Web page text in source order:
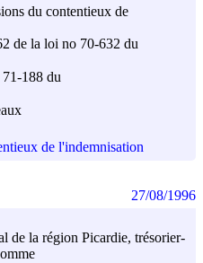
du contentieux de
de la loi no 70-632 du
188 du
de l'indemnisation
de la région Picardie, trésorier-
27/08/1996